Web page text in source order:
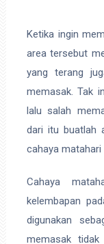
Ketika ingin
area tersebut
yang terang
memasak. Tak
lalu salah
dari itu buatlah
cahaya matahari
Cahaya
kelembapan
digunakan
memasak